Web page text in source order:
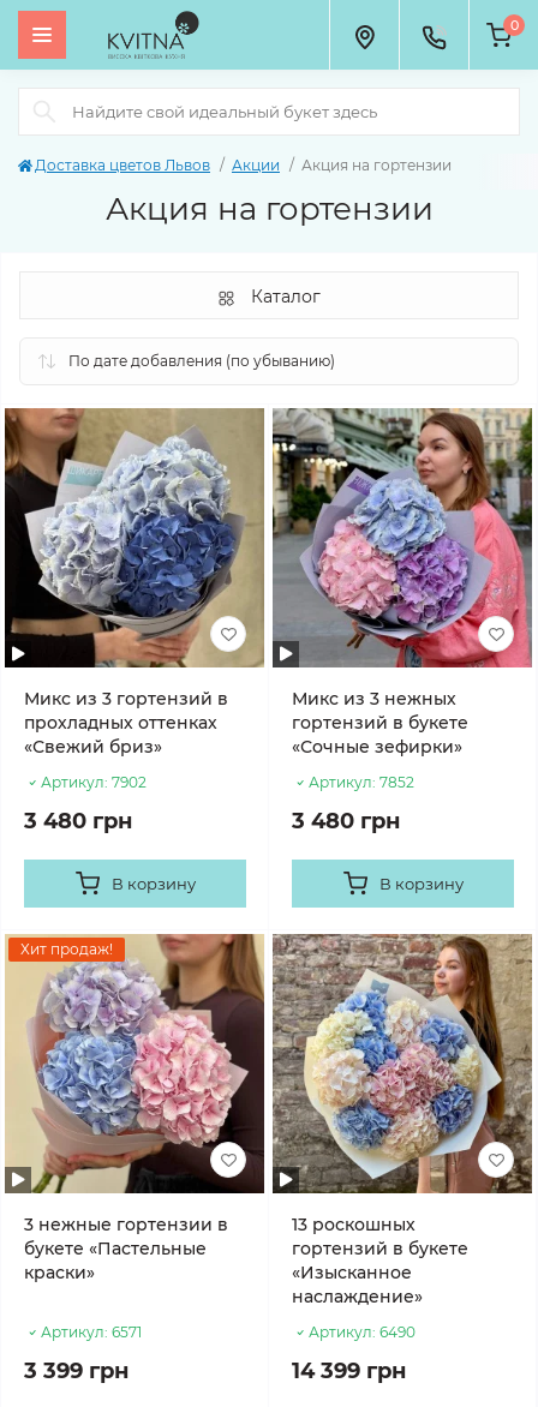
0
Доставка цветов Львов Акции Акция на гортензии
Акция на гортензии
Каталог
Микс из 3 гортензий в
прохладных оттенках
«Свежий бриз»
Артикул: 7902
3 480 грн
В корзину
Микс из 3 нежных
гортензий в букете
«Сочные зефирки»
Артикул: 7852
3 480 грн
В корзину
Хит продаж!
3 нежные гортензии в
букете «Пастельные
краски»
Артикул: 6571
3 399 грн
13 роскошных
гортензий в букете
«Изысканное
наслаждение»
Артикул: 6490
14 399 грн